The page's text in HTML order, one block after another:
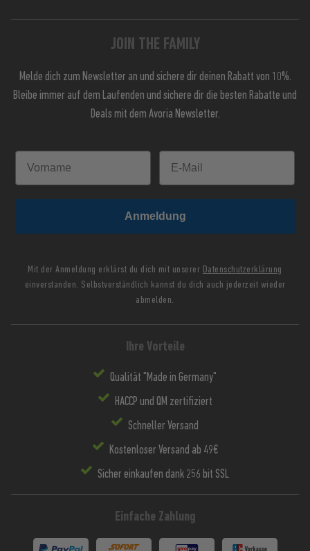
JOIN THE FAMILY
Melde dich zum Newsletter an und sichere dir deinen Rabatt von 10%.
Bleibe immer auf dem Laufenden und sichere dir die besten Rabatte und
Deals mit dem Avoria Newsletter.
Anmeldung
Mit der Anmeldung erklärst du dich mit unserer Datenschutzerklärung
einverstanden. Selbstverständlich kannst du dich auch jederzeit wieder
abmelden.
Ihre Vorteile
Qualität "Made in Germany"
HACCP und QM zertifiziert
Schneller Versand
Kostenloser Versand ab 49€
Sicher einkaufen dank 256 bit SSL
Einfache Zahlung